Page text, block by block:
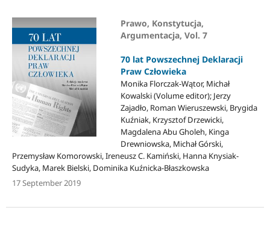
Prawo, Konstytucja,
Argumentacja, Vol. 7
70 lat Powszechnej Deklaracji
Praw Człowieka
Monika Florczak-Wątor, Michał
Kowalski (Volume editor); Jerzy
Zajadło, Roman Wieruszewski, Brygida
Kuźniak, Krzysztof Drzewicki,
Magdalena Abu Gholeh, Kinga
Drewniowska, Michał Górski,
Przemysław Komorowski, Ireneusz C. Kamiński, Hanna Knysiak-
Sudyka, Marek Bielski, Dominika Kuźnicka-Błaszkowska
17 September 2019